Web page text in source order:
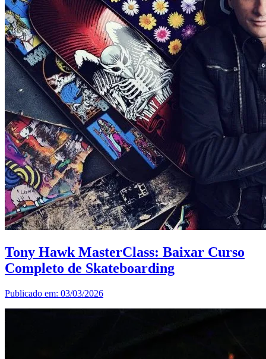
Tony Hawk MasterClass: Baixar Curso
Completo de Skateboarding
Publicado em: 03/03/2026